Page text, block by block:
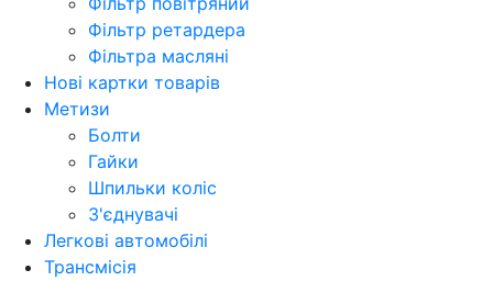
Фільтр ретардера
Фільтра масляні
Нові картки товарів
Метизи
Болти
Гайки
Шпильки коліс
З'єднувачі
Легкові автомобілі
Трансмісія